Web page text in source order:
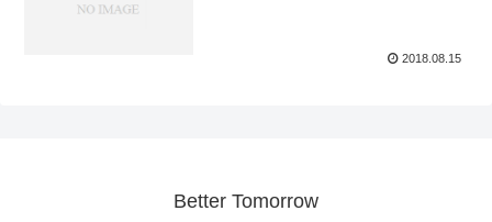
2018.08.15
Better Tomorrow